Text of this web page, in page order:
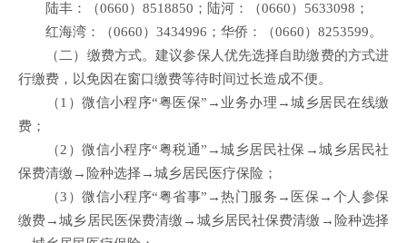
陆丰：（0660）8518850；陆河：（0660）5633098；
红海湾：（0660）3434996；华侨：（0660）8253599。
（二）缴费方式。建议参保人优先选择自助缴费的方式进
行缴费，以免因在窗口缴费等待时间过长造成不便。
（1）微信小程序“粤医保”→业务办理→城乡居民在线缴
费；
（2）微信小程序“粤税通”→城乡居民社保→城乡居民社
保费清缴→险种选择→城乡居民医疗保险；
（3）微信小程序“粤省事”→热门服务→医保→个人参保
缴费→城乡居民医保费清缴→城乡居民社保费清缴→险种选择